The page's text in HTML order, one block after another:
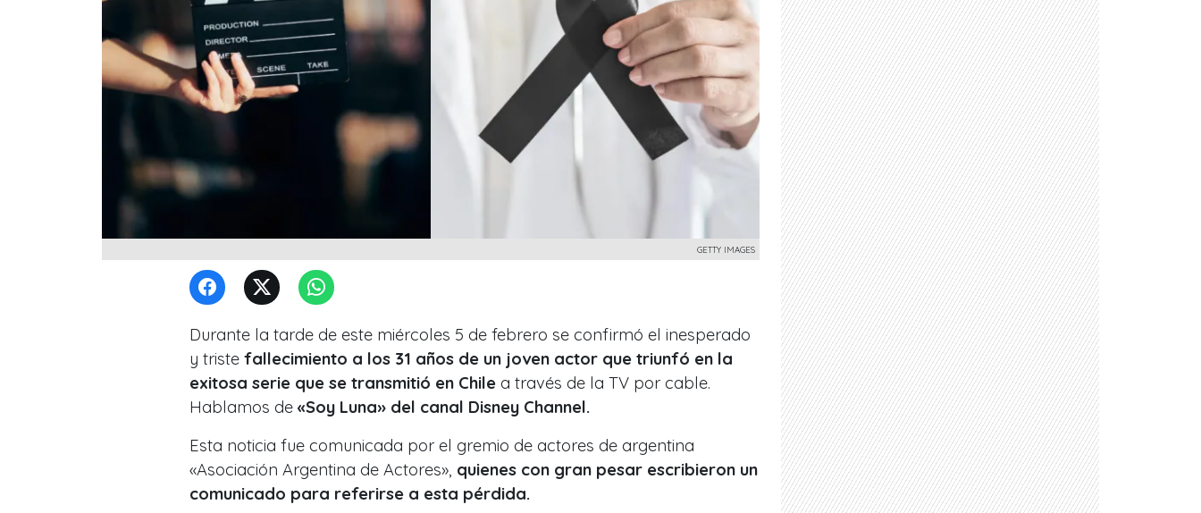
GETTY IMAGES
Durante la tarde de este miércoles 5 de febrero se confirmó el inesperado
y triste fallecimiento a los 31 años de un joven actor que triunfó en la
exitosa serie que se transmitió en Chile a través de la TV por cable.
Hablamos de «Soy Luna» del canal Disney Channel.
Esta noticia fue comunicada por el gremio de actores de argentina
«Asociación Argentina de Actores», quienes con gran pesar escribieron un
comunicado para referirse a esta pérdida.